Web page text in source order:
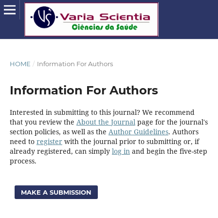
HOME / Information For Authors
Information For Authors
Interested in submitting to this journal? We recommend
that you review the About the Journalpage for the journal's
section policies, as well as the Author Guidelines. Authors
need to registerwith the journal prior to submitting or, if
already registered, can simply log inand begin the five-step
process.
MAKE A SUBMISSION